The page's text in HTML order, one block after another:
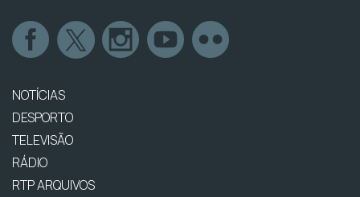
NOTÍCIAS
DESPORTO
TELEVISÃO
RÁDIO
RTP ARQUIVOS